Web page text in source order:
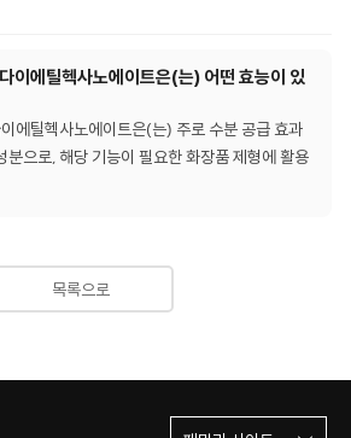
이에틸헥사노에이트은(는) 어떤 효능이 있
에틸헥사노에이트은(는) 주로 수분 공급 효과
분으로, 해당 기능이 필요한 화장품 제형에 활용
목록으로